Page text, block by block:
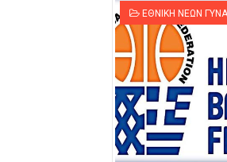
ΕΘΝΙΚΗ ΝΕΩΝ